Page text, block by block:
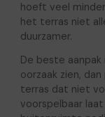
hoeft veel
het terras niet
duurzamer.
De beste
oorzaak zien,
terras dat niet
voorspelbaar